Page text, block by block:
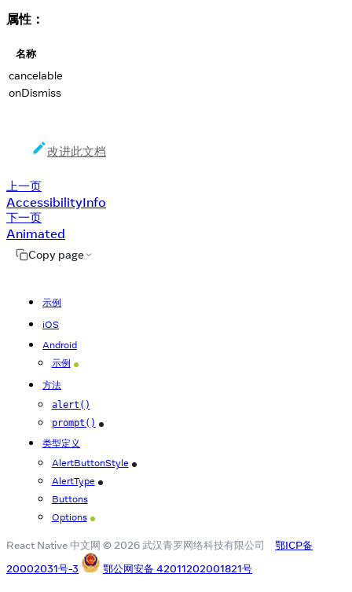
属性：
名称
cancelable
onDismiss
改进此文档
上一页
AccessibilityInfo
下一页
Animated
Copy page
示例
iOS
Android
示例 Android
方法
alert()
prompt() iOS
类型定义
AlertButtonStyle iOS
AlertType iOS
Buttons
Options Android
React Native 中文网 © 2026 武汉青罗网络科技有限公司
鄂ICP备
20002031号-3
鄂公网安备 42011202001821号